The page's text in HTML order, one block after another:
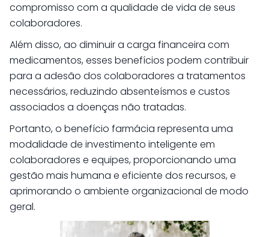
compromisso com a qualidade de vida de seus
colaboradores.
Além disso, ao diminuir a carga financeira com
medicamentos, esses benefícios podem contribuir
para a adesão dos colaboradores a tratamentos
necessários, reduzindo absenteísmos e custos
associados a doenças não tratadas.
Portanto, o benefício farmácia representa uma
modalidade de investimento inteligente em
colaboradores e equipes, proporcionando uma
gestão mais humana e eficiente dos recursos, e
aprimorando o ambiente organizacional de modo
geral.